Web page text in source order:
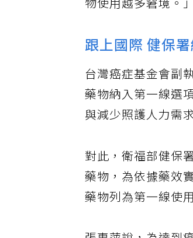
物使用越多窘境。
跟上國際 健保
台灣癌症基金會副
藥物納入第一線選
與減少照護人力需
對此，衛福部健保
藥物，為依據藥效
藥物列為第一線使